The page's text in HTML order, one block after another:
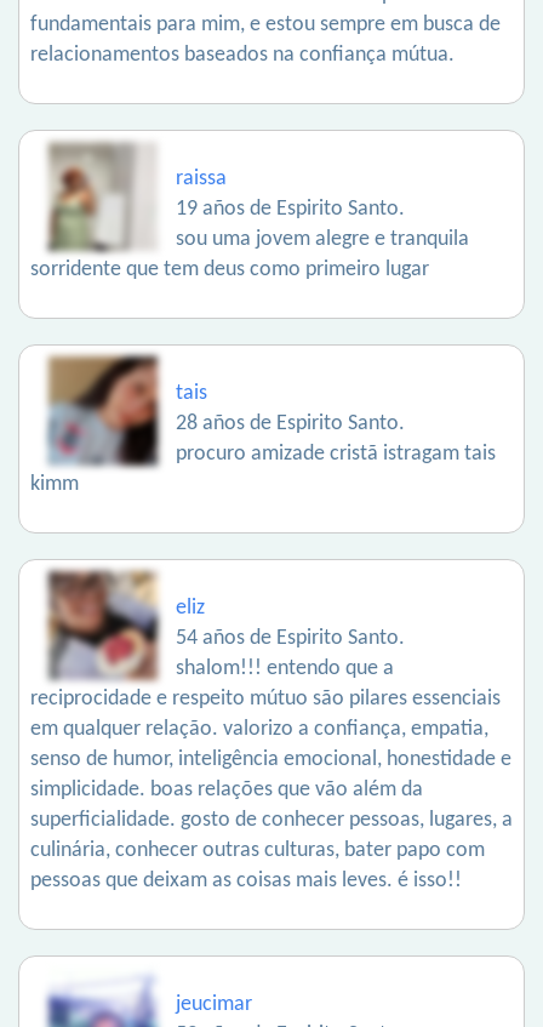
fundamentais para mim, e estou sempre em busca de
relacionamentos baseados na confiança mútua.
raissa
19 años de Espirito Santo.
sou uma jovem alegre e tranquila
sorridente que tem deus como primeiro lugar
tais
28 años de Espirito Santo.
procuro amizade cristã istragam tais
kimm
eliz
54 años de Espirito Santo.
shalom!!! entendo que a
reciprocidade e respeito mútuo são pilares essenciais
em qualquer relação. valorizo a confiança, empatia,
senso de humor, inteligência emocional, honestidade e
simplicidade. boas relações que vão além da
superficialidade. gosto de conhecer pessoas, lugares, a
culinária, conhecer outras culturas, bater papo com
pessoas que deixam as coisas mais leves. é isso!!
jeucimar